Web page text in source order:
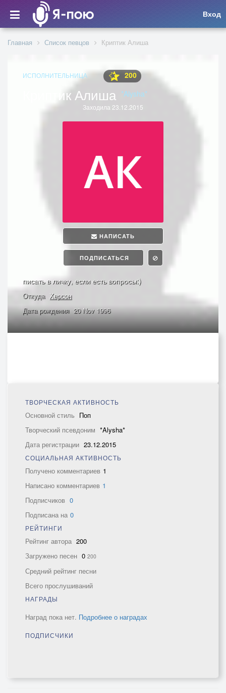
Вход
Главная Список певцов Криптик Алиша
ИСПОЛНИТЕЛЬНИЦА 200
Криптик Алиша *Alysha*
Заходила 23.12.2015
НАПИСАТЬ
ПОДПИСАТЬСЯ
писать в личку, если есть вопросы:)
Откуда Херсон
Дата рождения 20 Nov 1996
ТВОРЧЕСКАЯ АКТИВНОСТЬ
Основной стиль Поп
Творческий псевдоним *Alysha*
Дата регистрации 23.12.2015
СОЦИАЛЬНАЯ АКТИВНОСТЬ
Получено комментариев 1
Написано комментариев 1
Подписчиков 0
Подписана на 0
РЕЙТИНГИ
Рейтинг автора 200
Загружено песен 0 200
Средний рейтинг песни
Всего прослушиваний
НАГРАДЫ
Наград пока нет. Подробнее о наградах
ПОДПИСЧИКИ